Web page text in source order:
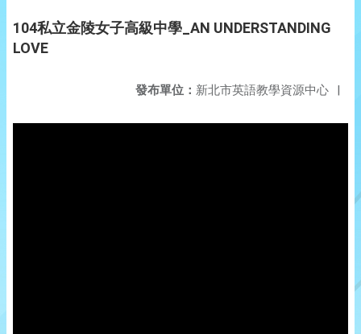
104私立金陵女子高級中學_AN UNDERSTANDING
LOVE
發布單位： 新北市英語教學資源中心 |